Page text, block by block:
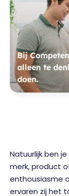
Bij
alleen te
doen.
Natuurlijk ben
merk, product
enthousiasme
ervaren zij het